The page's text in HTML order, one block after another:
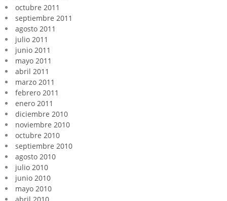
octubre 2011
septiembre 2011
agosto 2011
julio 2011
junio 2011
mayo 2011
abril 2011
marzo 2011
febrero 2011
enero 2011
diciembre 2010
noviembre 2010
octubre 2010
septiembre 2010
agosto 2010
julio 2010
junio 2010
mayo 2010